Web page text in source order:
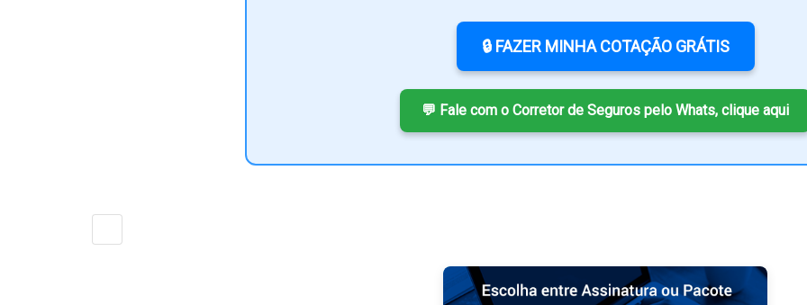
🔒 FAZER MINHA COTAÇÃO GRÁTIS
💬 Fale com o Corretor de Seguros pelo Whats, clique aqui